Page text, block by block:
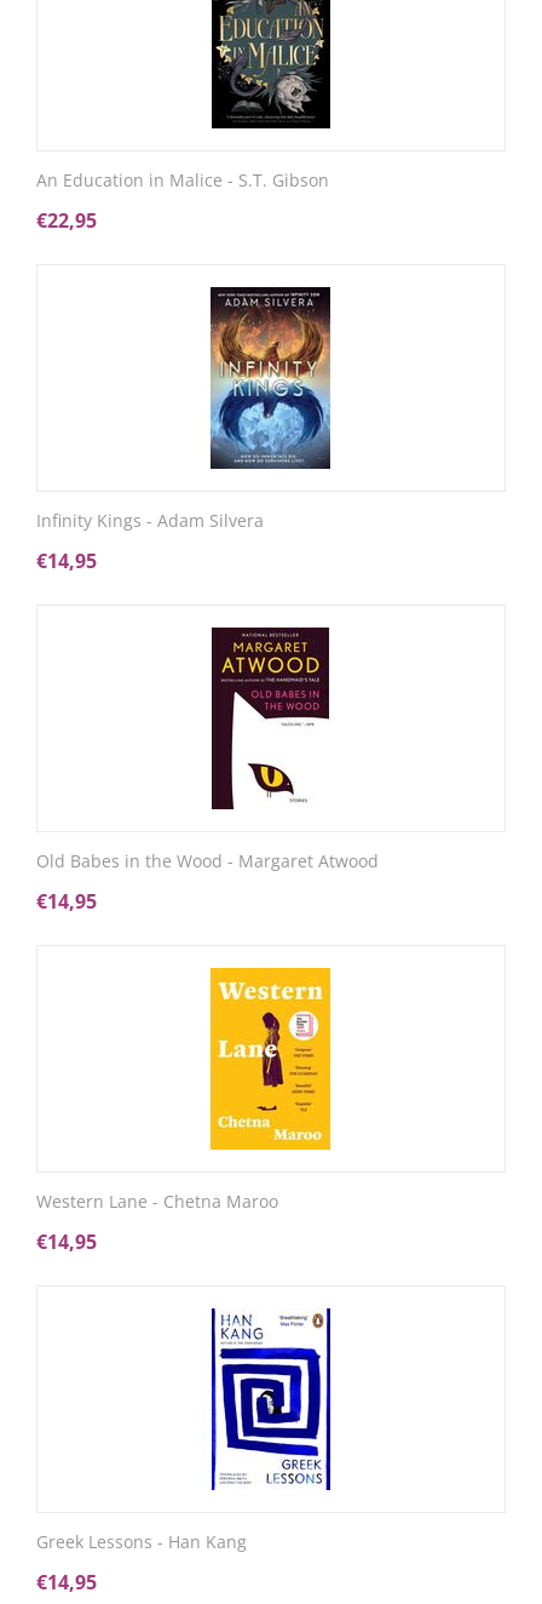
An Education in Malice - S.T. Gibson
€22,95
Infinity Kings - Adam Silvera
€14,95
Old Babes in the Wood - Margaret Atwood
€14,95
Western Lane - Chetna Maroo
€14,95
Greek Lessons - Han Kang
€14,95